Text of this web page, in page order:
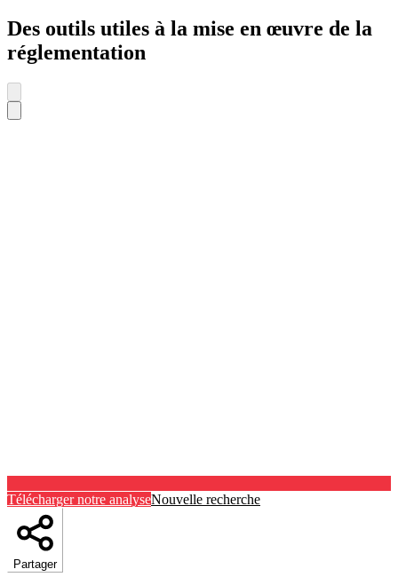
Des outils utiles à la mise en œuvre de la
réglementation
Télécharger notre analyseNouvelle recherche
Partager